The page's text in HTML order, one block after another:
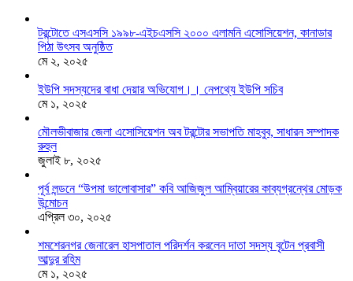
টরন্টোতে এসএসসি ১৯৯৮-এইচএসসি ২০০০ এলামনি এসোসিয়েশন, কানাডার
পিঠা উৎসব অনুষ্ঠিত
মে ২, ২০২৫
ইউপি সদস্যদের বাধা দেয়ার অভিযোগ।। নেপথ্যে ইউপি সচিব
মে ১, ২০২৫
মৌলভীবাজার জেলা এসোসিয়েশন অব টরন্টোর সভাপতি মাহবুব, সাধারন সম্পাদক
রুহুল
জুলাই ৮, ২০২৫
পূর্ব লন্ডনে “উপমা ভালোবাসার” কবি আজিজুল আম্বিয়ারের কাব্যগ্রন্থের মোড়ক
উন্মোচন
এপ্রিল ৩০, ২০২৫
শমশেরনগর জেনারেল হাসপাতাল পরিদর্শন করলেন দাতা সদস্য বৃটেন প্রবাসী
আব্দুর রহিম
মে ১, ২০২৫